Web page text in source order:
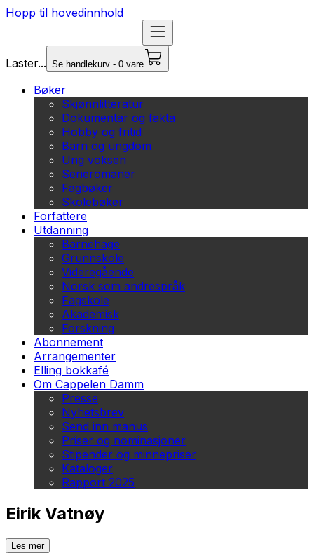
Hopp til hovedinnhold
Laster... Se handlekurv - 0 vare
Bøker
Skjønnlitteratur
Dokumentar og fakta
Hobby og fritid
Barn og ungdom
Ung voksen
Serieromaner
Fagbøker
Skolebøker
Forfattere
Utdanning
Barnehage
Grunnskole
Videregående
Norsk som andrespråk
Fagskole
Akademisk
Forskning
Abonnement
Arrangementer
Elling bokkafé
Om Cappelen Damm
Presse
Nyhetsbrev
Send inn manus
Priser og nominasjoner
Stipender og minnepriser
Kataloger
Rapport 2025
Eirik Vatnøy
Les mer